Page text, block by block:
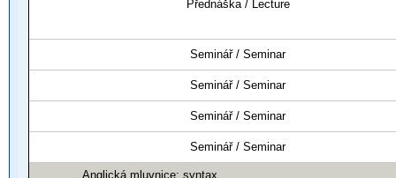
Přednáška / Lecture
Seminář / Seminar
Seminář / Seminar
Seminář / Seminar
Seminář / Seminar
Anglická mluvnice: syntax